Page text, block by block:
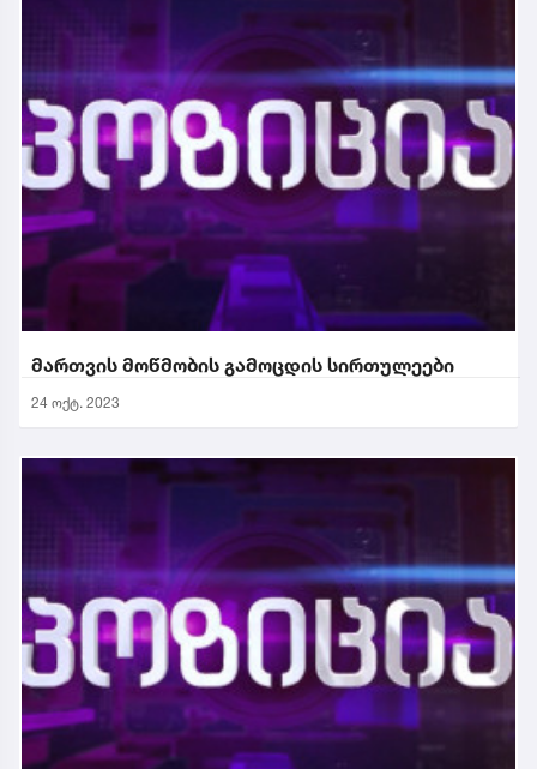
მართვის მოწმობის გამოცდის სირთულეები
24 ოქტ. 2023